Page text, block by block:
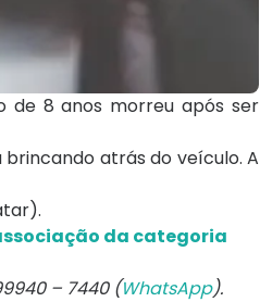
de 8 anos morreu após ser
atrás do veículo. A
da categoria
– 7440 (WhatsApp).